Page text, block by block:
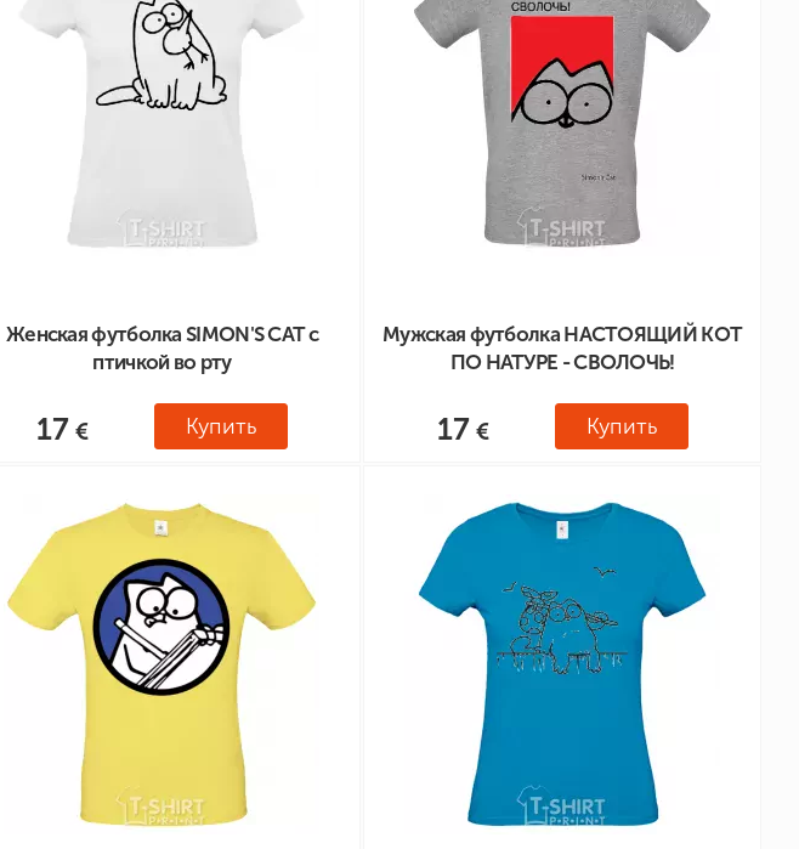
Женская футболка SIMON'S CAT с
птичкой во рту
17 Купить
Мужская футболка НАСТОЯЩИЙ КОТ
ПО НАТУРЕ - СВОЛОЧЬ!
17 Купить